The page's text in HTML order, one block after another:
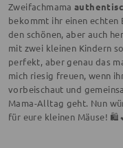
Zweifachmama
bekommt ihr einen echten
den schönen, aber auch
mit zwei kleinen Kindern
perfekt, aber genau das
mich riesig freuen, wenn
vorbeischaut und
Mama-Alltag geht. Nun
für eure kleinen Mäuse!